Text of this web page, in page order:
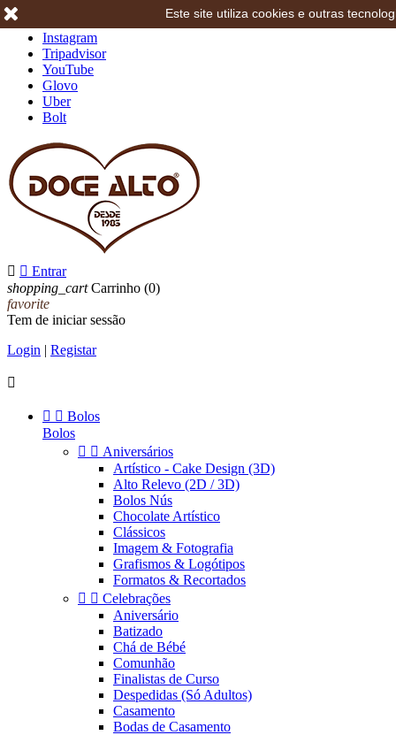
Instagram
Tripadvisor
YouTube
Glovo
Uber
Bolt
  Entrar
shopping_cart Carrinho (0)
favorite
Tem de iniciar sessão
Login | Registar

  Bolos
Bolos
  Aniversários
Artístico - Cake Design (3D)
Alto Relevo (2D / 3D)
Bolos Nús
Chocolate Artístico
Clássicos
Imagem & Fotografia
Grafismos & Logótipos
Formatos & Recortados
  Celebrações
Aniversário
Batizado
Chá de Bébé
Comunhão
Finalistas de Curso
Despedidas (Só Adultos)
Casamento
Bodas de Casamento
Este site utiliza cookies e outras